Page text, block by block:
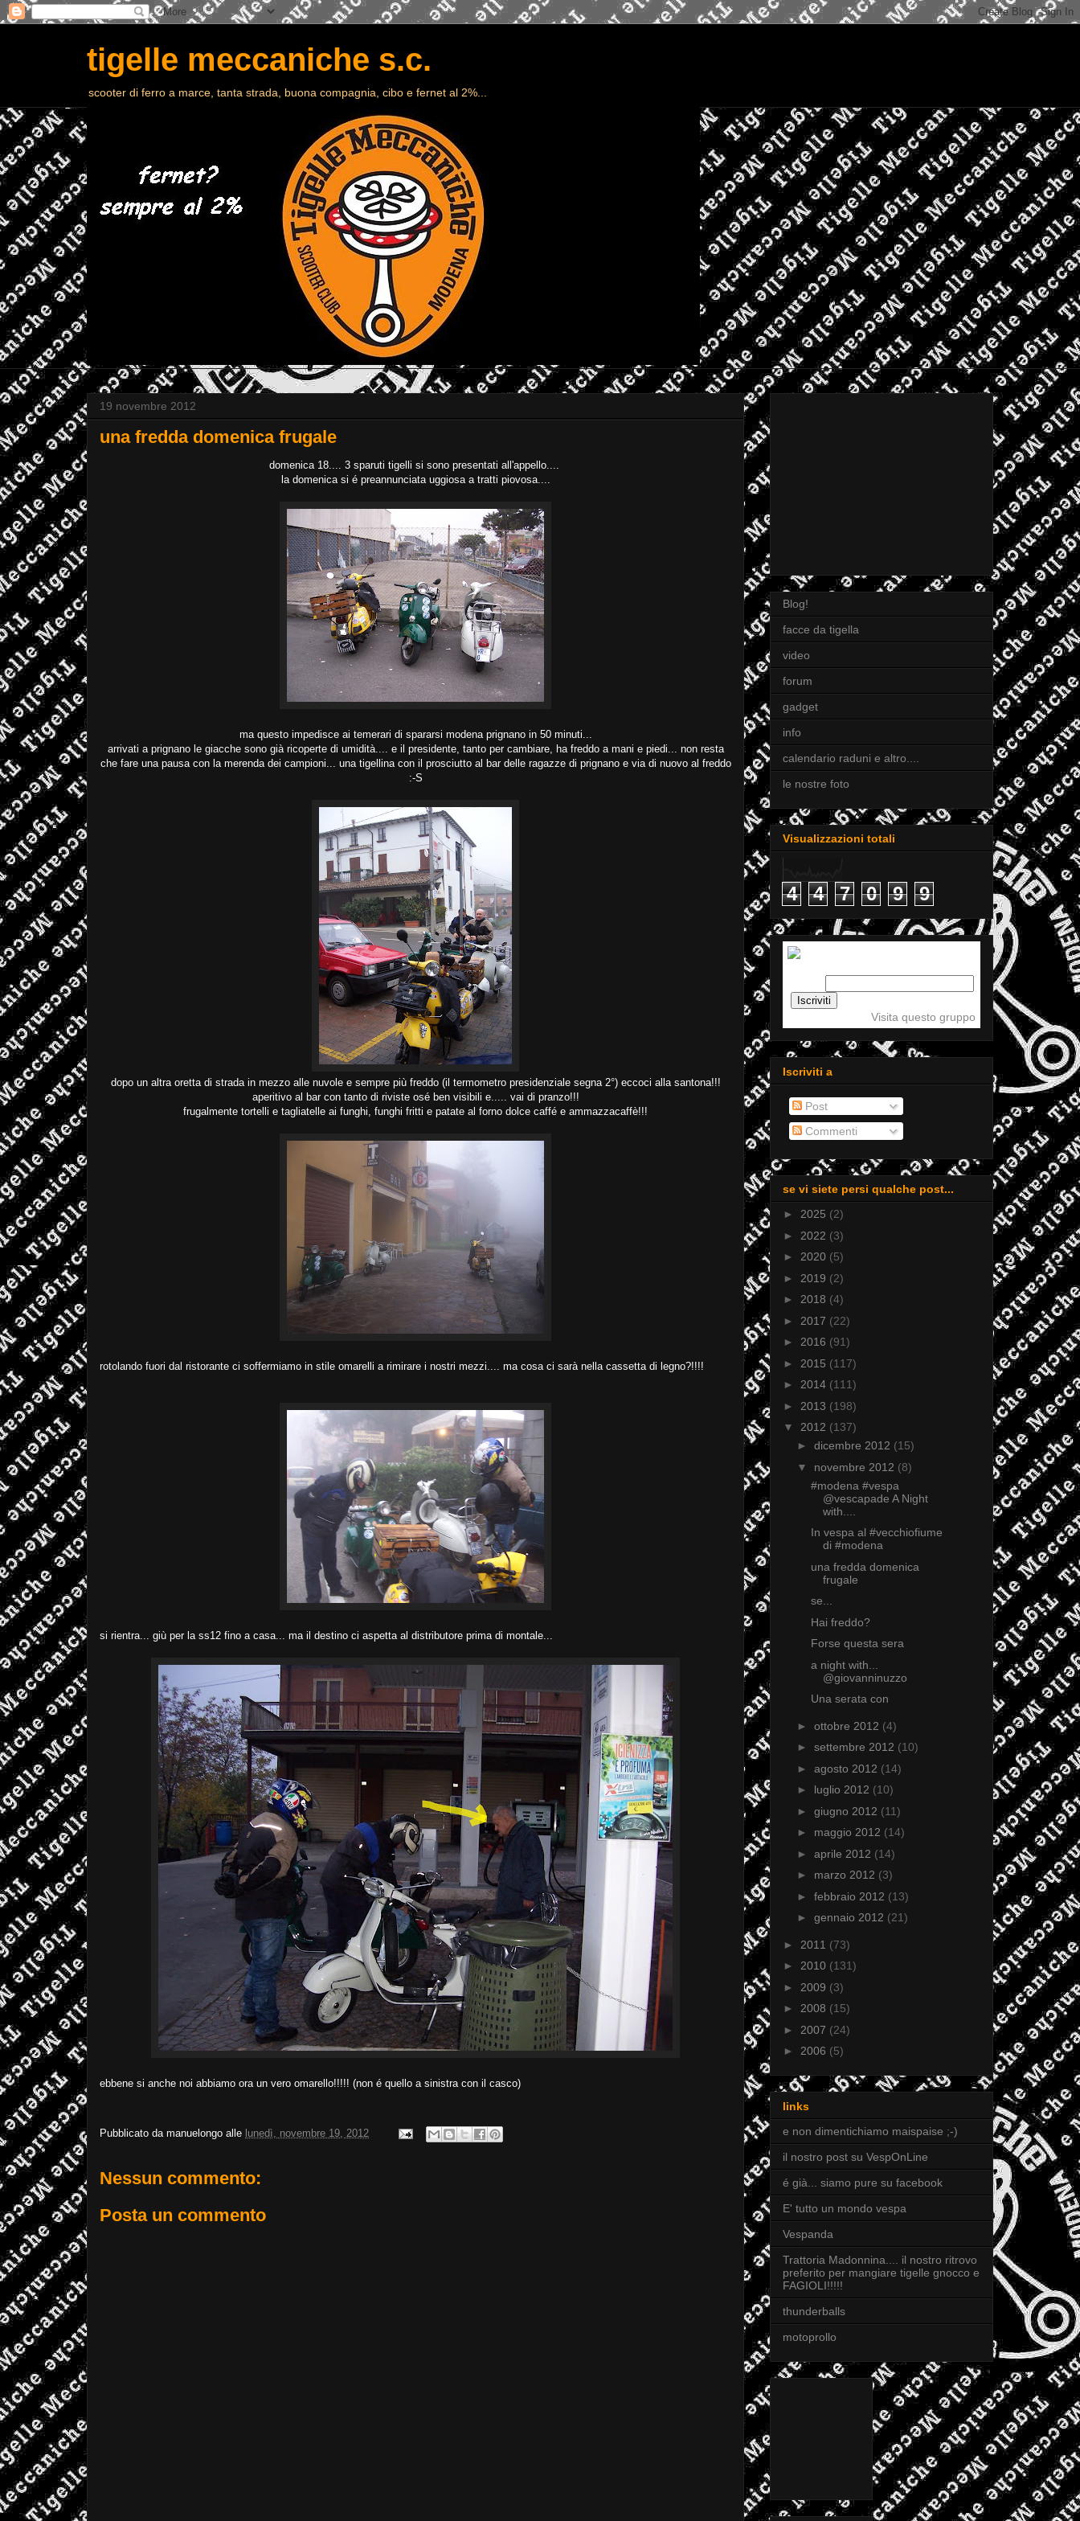
tigelle meccaniche s.c.
scooter di ferro a marce, tanta strada, buona compagnia, cibo e fernet al 2%...
19 novembre 2012
una fredda domenica frugale
domenica 18.... 3 sparuti tigelli si sono presentati all'appello....
la domenica si é preannunciata uggiosa a tratti piovosa....
ma questo impedisce ai temerari di spararsi modena prignano in 50 minuti...
arrivati a prignano le giacche sono già ricoperte di umidità.... e il presidente, tanto per cambiare, ha freddo a mani e piedi... non resta
che fare una pausa con la merenda dei campioni... una tigellina con il prosciutto al bar delle ragazze di prignano e via di nuovo al freddo
:-S
dopo un altra oretta di strada in mezzo alle nuvole e sempre più freddo (il termometro presidenziale segna 2°) eccoci alla santona!!!
aperitivo al bar con tanto di riviste osé ben visibili e..... vai di pranzo!!!
frugalmente tortelli e tagliatelle ai funghi, funghi fritti e patate al forno dolce caffé e ammazzacaffè!!!
rotolando fuori dal ristorante ci soffermiamo in stile omarelli a rimirare i nostri mezzi.... ma cosa ci sarà nella cassetta di legno?!!!!
si rientra... giù per la ss12 fino a casa... ma il destino ci aspetta al distributore prima di montale...
ebbene si anche noi abbiamo ora un vero omarello!!!!! (non é quello a sinistra con il casco)
Pubblicato da manuelongo alle lunedì, novembre 19, 2012
Nessun commento:
Posta un commento
Blog!
facce da tigella
video
forum
gadget
info
calendario raduni e altro....
le nostre foto
Visualizzazioni totali
4 4 7 0 9 9
Visita questo gruppo
Iscriviti a
Post
Commenti
se vi siete persi qualche post...
► 2025 (2)
► 2022 (3)
► 2020 (5)
► 2019 (2)
► 2018 (4)
► 2017 (22)
► 2016 (91)
► 2015 (117)
► 2014 (111)
► 2013 (198)
▼ 2012 (137)
► dicembre 2012 (15)
▼ novembre 2012 (8)
#modena #vespa
@vescapade A Night
with....
In vespa al #vecchiofiume
di #modena
una fredda domenica
frugale
se...
Hai freddo?
Forse questa sera
a night with...
@giovanninuzzo
Una serata con
► ottobre 2012 (4)
► settembre 2012 (10)
► agosto 2012 (14)
► luglio 2012 (10)
► giugno 2012 (11)
► maggio 2012 (14)
► aprile 2012 (14)
► marzo 2012 (3)
► febbraio 2012 (13)
► gennaio 2012 (21)
► 2011 (73)
► 2010 (131)
► 2009 (3)
► 2008 (15)
► 2007 (24)
► 2006 (5)
links
e non dimentichiamo maispaise ;-)
il nostro post su VespOnLine
é già... siamo pure su facebook
E' tutto un mondo vespa
Vespanda
Trattoria Madonnina.... il nostro ritrovo
preferito per mangiare tigelle gnocco e
FAGIOLI!!!!!
thunderballs
motoprollo